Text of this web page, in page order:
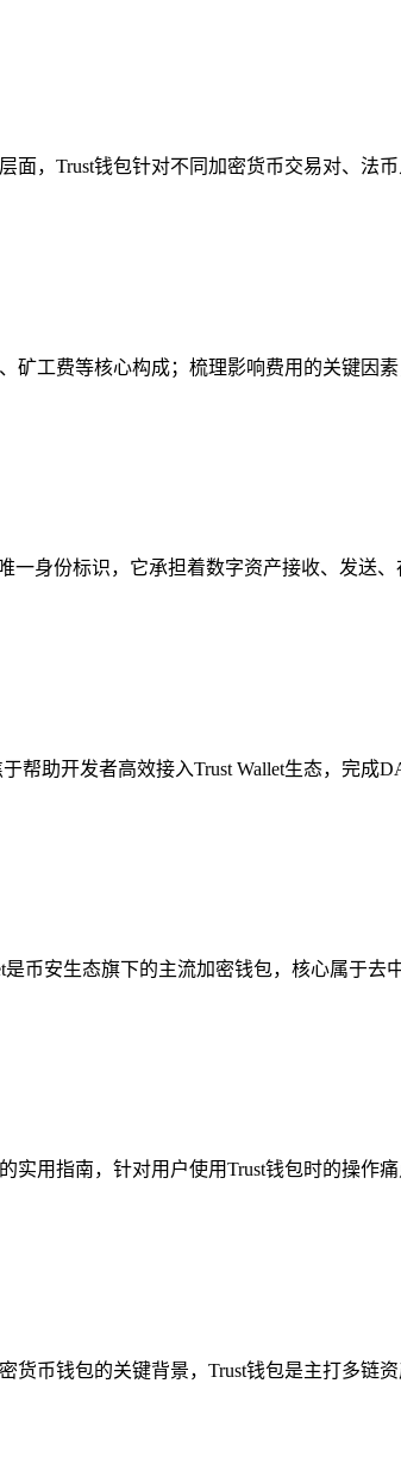
，Trust钱包针对不同加密货币交易对、法
工费等核心构成；梳理影响费用的关键因
身份标识，它承担着数字资产接收、发送
帮助开发者高效接入Trust Wallet生态，完成
币安生态旗下的主流加密钱包，核心属于去
实用指南，针对用户使用Trust钱包时的操作
币钱包的关键背景，Trust钱包是主打多链